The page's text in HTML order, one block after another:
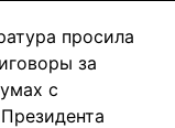
просила
за
с